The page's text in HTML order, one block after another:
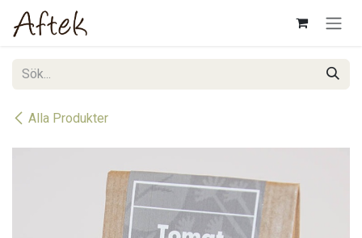
Hoppa till innehåll
Alla Produkter